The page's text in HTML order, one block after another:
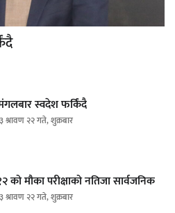
स्वदेश फर्किंदै
श्रावण २२ गते, शुक्रबार
को मौका परीक्षाको नतिजा सार्वजनिक
श्रावण २२ गते, शुक्रबार